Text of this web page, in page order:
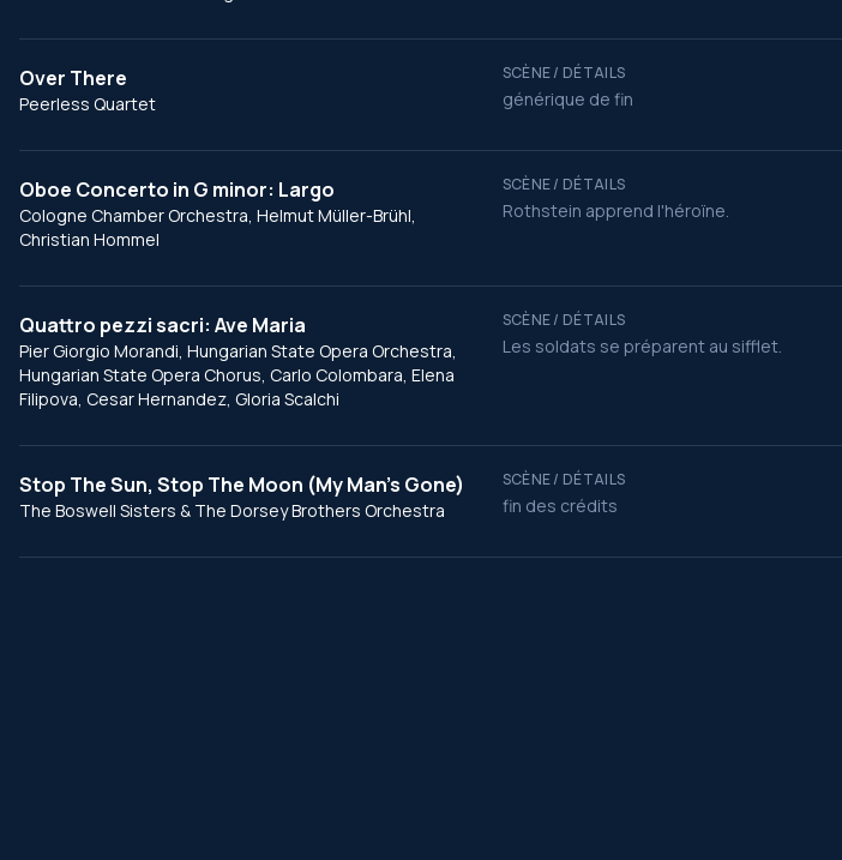
Over There
Peerless Quartet
SCÈNE / DÉTAILS
générique de fin
Oboe Concerto in G minor: Largo
Cologne Chamber Orchestra, Helmut Müller-Brühl,
Christian Hommel
SCÈNE / DÉTAILS
Rothstein apprend l'héroïne.
Quattro pezzi sacri: Ave Maria
Pier Giorgio Morandi, Hungarian State Opera Orchestra,
Hungarian State Opera Chorus, Carlo Colombara, Elena
Filipova, Cesar Hernandez, Gloria Scalchi
SCÈNE / DÉTAILS
Les soldats se préparent au sifflet.
Stop The Sun, Stop The Moon (My Man's Gone)
The Boswell Sisters & The Dorsey Brothers Orchestra
SCÈNE / DÉTAILS
fin des crédits